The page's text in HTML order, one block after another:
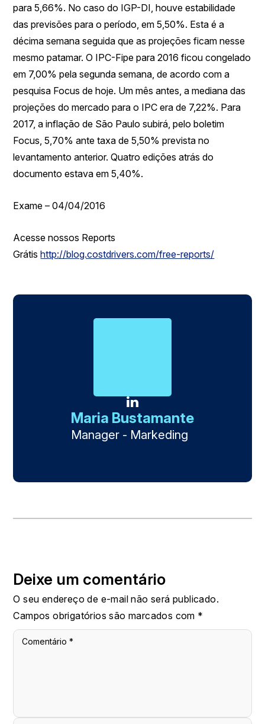
para 5,66%. No caso do IGP-DI, houve estabilidade
das previsões para o período, em 5,50%. Esta é a
décima semana seguida que as projeções ficam nesse
mesmo patamar. O IPC-Fipe para 2016 ficou congelado
em 7,00% pela segunda semana, de acordo com a
pesquisa Focus de hoje. Um mês antes, a mediana das
projeções do mercado para o IPC era de 7,22%. Para
2017, a inflação de São Paulo subirá, pelo boletim
Focus, 5,70% ante taxa de 5,50% prevista no
levantamento anterior. Quatro edições atrás do
documento estava em 5,40%.
Exame – 04/04/2016
Acesse nossos Reports
Grátishttp://blog.costdrivers.com/free-reports/
Maria Bustamante
Manager - Markeding
Deixe um comentário
O seu endereço de e-mail não será publicado.
Campos obrigatórios são marcados com *
Comentário*